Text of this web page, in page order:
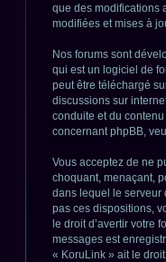
que des modifications
modifiées et mises à
Nos forums sont
qui est un logiciel de
peut être téléchargé
discussions sur
conduite et du
concernant phpBB,
Vous acceptez de ne
choquant, menaçant,
dans lequel le serveur
pas ces dispositions,
le droit d’avertir votre
messages est
« KoruLink » ait le